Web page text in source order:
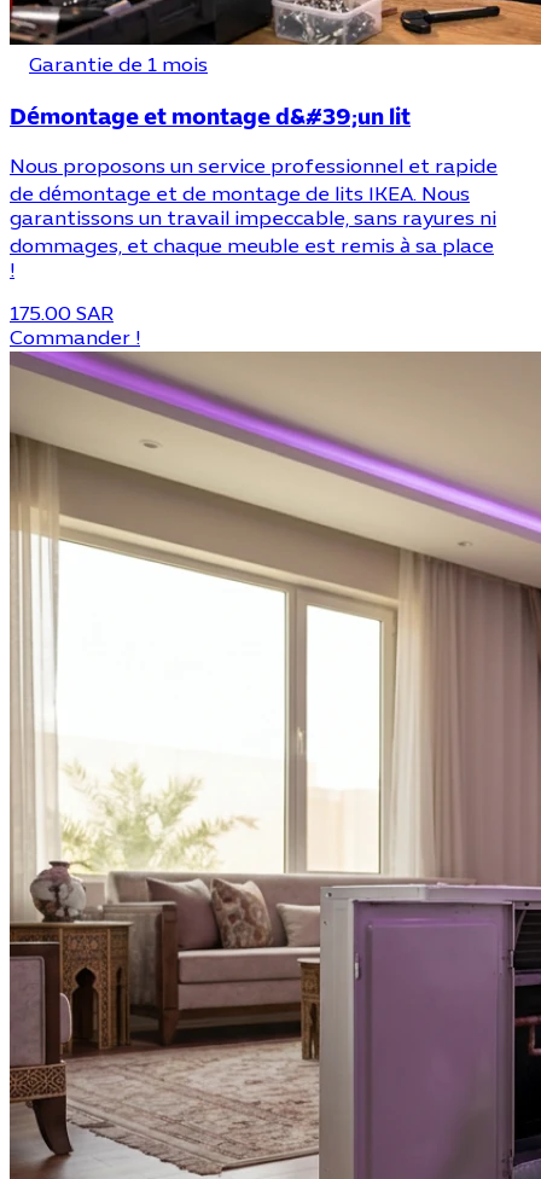
Garantie de 1 mois
Démontage et montage d&#39;un lit
Nous proposons un service professionnel et rapide
de démontage et de montage de lits IKEA. Nous
garantissons un travail impeccable, sans rayures ni
dommages, et chaque meuble est remis à sa place
!
175.00 SAR
Commander !